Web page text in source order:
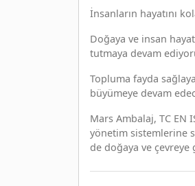
İnsanların hayatını
Doğaya ve insan
tutmaya devam
Topluma fayda
büyümeye devam
Mars Ambalaj, TC EN
yönetim sistemlerine
de doğaya ve